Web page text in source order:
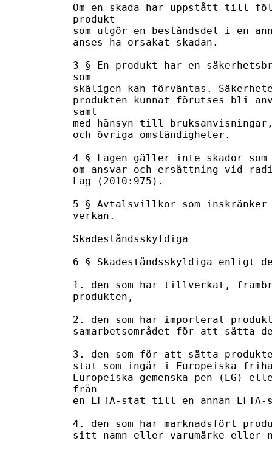
Om en skada har uppstått till
produkt
som utgör en beståndsdel i en
anses ha orsakat skadan.
3 § En produkt har en
som
skäligen kan förväntas.
produkten kunnat förutses bli
samt
med hänsyn till
och övriga omständigheter.
4 § Lagen gäller inte skador
om ansvar och ersättning vid
Lag (2010:975).
5 § Avtalsvillkor som
verkan.
Skadeståndsskyldiga
6 § Skadeståndsskyldiga enligt
1. den som har tillverkat,
produkten,
2. den som har importerat
samarbetsområdet för att sätta
3. den som för att sätta
stat som ingår i Europeiska
Europeiska gemenska pen (EG)
från
en EFTA-stat till en annan
4. den som har marknadsfört
sitt namn eller varumärke eller